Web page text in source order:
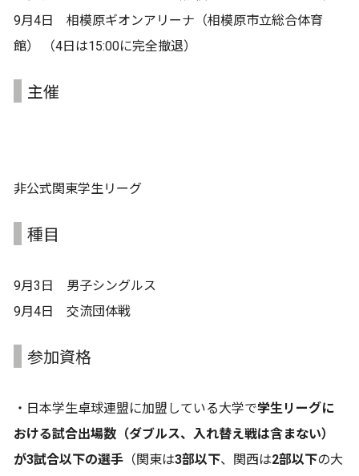
9月4日 相模原ギオンアリーナ（相模原市立総合体育
館） （4日は15:00に完全撤退）
主催
非公式関東学生リーグ
種目
9月3日 男子シングルス
9月4日 交流団体戦
参加資格
・日本学生卓球連盟に加盟している大学で学生リーグに
おける試合出場数（ダブルス、入れ替え戦は含まない）
が3試合以下の選手 （関東は3部以下、関西は2部以下の大